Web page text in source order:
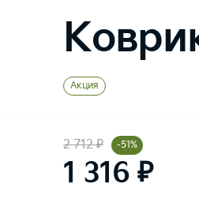
Акция
2 712 ₽ -51%
1 316 ₽